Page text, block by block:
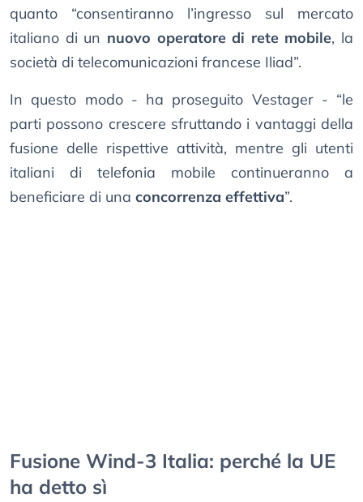
quanto “consentiranno l’ingresso sul mercato
italiano di un nuovo operatore di rete mobile, la
società di telecomunicazioni francese Iliad”.
In questo modo - ha proseguito Vestager - “le
parti possono crescere sfruttando i vantaggi della
fusione delle rispettive attività, mentre gli utenti
italiani di telefonia mobile continueranno a
beneficiare di una concorrenza effettiva”.
Fusione Wind-3 Italia: perché la UE
ha detto sì